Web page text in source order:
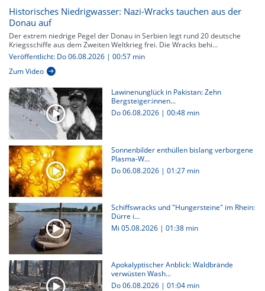
Historisches Niedrigwasser: Nazi-Wracks tauchen aus der
Donau auf
Der extrem niedrige Pegel der Donau in Serbien legt rund 20 deutsche
Kriegsschiffe aus dem Zweiten Weltkrieg frei. Die Wracks behi...
Veröffentlicht: Do 06.08.2026 | 00:57 min
Zum Video
Lawinenunglück in Pakistan: Zehn
Bergsteiger:innen...
Do 06.08.2026 | 00:48 min
Sonnenbilder enthüllen bislang verborgene
Plasma-W...
Do 06.08.2026 | 01:27 min
Schiffswracks und "Hungersteine" im Rhein:
Dürre i...
Mi 05.08.2026 | 01:38 min
Apokalyptischer Anblick: Waldbrände
verwüsten Wash...
Do 06.08.2026 | 01:04 min